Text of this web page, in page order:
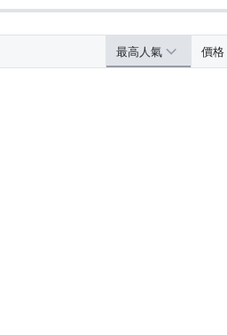
最高人氣 價格